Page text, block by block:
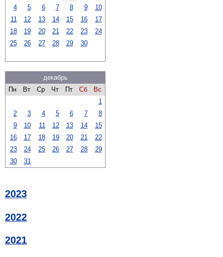
4
5 6 7 8 9
10
11
12 13 14 15 16
17
18
19 20 21 22 23
24
25
26 27 28 29 30
декабрь
Пн
Вт Ср Чт Пт Сб
Вс
1
2
3 4 5 6 7
8
9
10 11 12 13 14
15
16
17 18 19 20 21
22
23
24 25 26 27 28
29
30
31
2023
2022
2021